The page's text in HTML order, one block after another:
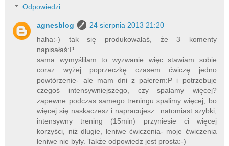
Odpowiedzi
agnesblog
24 sierpnia 2013 21:20
haha:-) tak się produkowałaś, że 3 komenty
napisałaś:P
sama wymyśliłam to wyzwanie więc stawiam sobie
coraz wyżej poprzeczkę czasem ćwiczę jedno
powtórzenie- ale mam dni z pałerem:P i potrzebuje
czegoś intensywniejszego, czy spalamy więcej?
zapewne podczas samego treningu spalimy więcej, bo
więcej się naskaczesz i napracujesz...natomiast szybki,
intensywny trening (15min) przyniesie ci więcej
korzyści, niż długie, leniwe ćwiczenia- moje ćwiczenia
leniwe nie były. Także odpowiedz jest prosta:-)